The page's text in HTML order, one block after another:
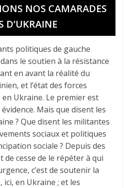
NOS CAMARADES
D’UKRAINE
politiques de gauche
le soutien à la résistance
en avant la réalité du
et l’état des forces
Ukraine. Le premier est
Mais que disent les
? Que disent les militantes
sociaux et politiques
sociale ? Depuis des
de cesse de le répéter à qui
c’est de soutenir la
en Ukraine ; et les